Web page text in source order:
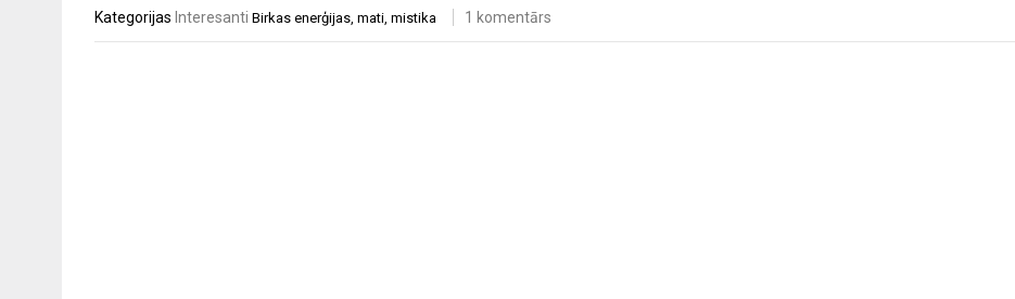
Kategorijas Interesanti Birkas enerģijas, mati, mistika 1 komentārs